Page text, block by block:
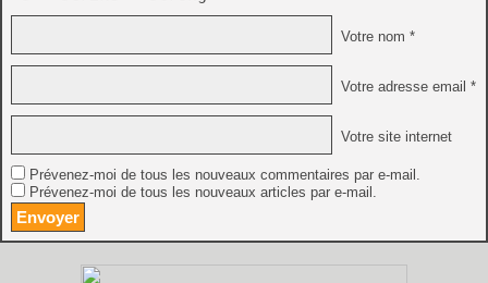
Votre nom *
Votre adresse email *
Votre site internet
Prévenez-moi de tous les nouveaux commentaires par e-mail.
Prévenez-moi de tous les nouveaux articles par e-mail.